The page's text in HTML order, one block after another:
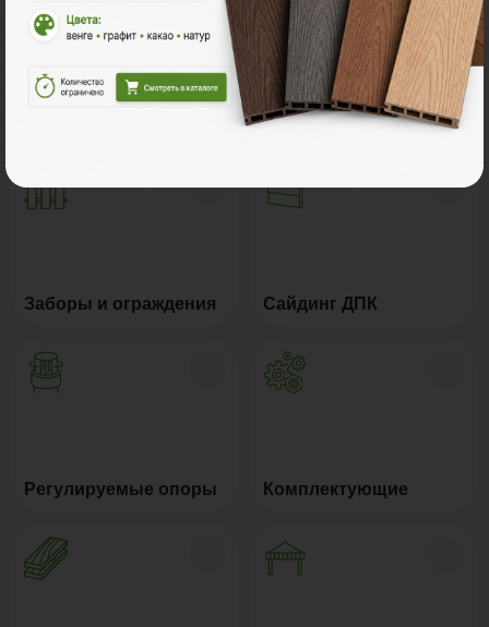
Ступени из ДПК
Заборы и ограждения Сайдинг ДПК
Регулируемые опоры Комплектующие